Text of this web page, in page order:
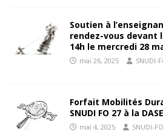
Soutien à
rendez-vous devant
14h le mercredi 28
mai 26, 2025 SNUDI-
Forfait Mobilités
SNUDI FO 27 à la
mai 4, 2025 SNUDI-